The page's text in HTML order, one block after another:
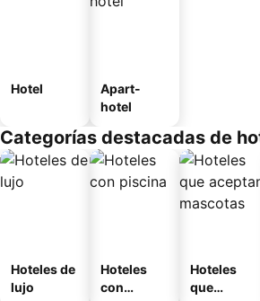
Hotel
Apart-
hotel
Categorías destacadas de
Hoteles de
lujo
Hoteles
con
Hoteles
que